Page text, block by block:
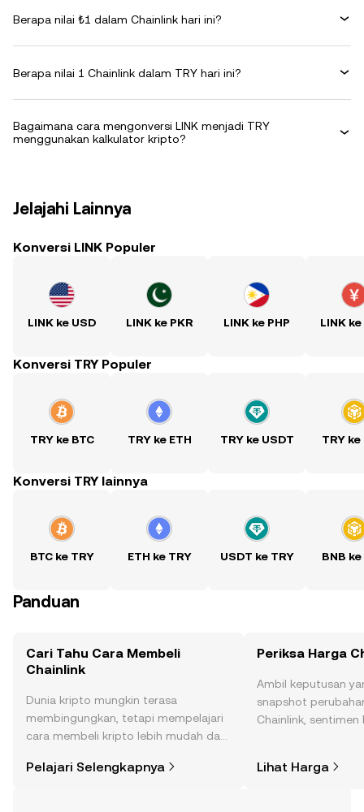
Berapa nilai ₺1 dalam Chainlink hari ini?
Berapa nilai 1 Chainlink dalam TRY hari ini?
Bagaimana cara mengonversi LINK menjadi TRY
menggunakan kalkulator kripto?
Jelajahi Lainnya
Konversi LINK Populer
LINK ke USD LINK ke PKR LINK ke PHP LINK ke
Konversi TRY Populer
TRY ke BTC TRY ke ETH TRY ke USDT TRY ke
Konversi TRY lainnya
BTC ke TRY ETH ke TRY USDT ke TRY BNB ke
Panduan
Cari Tahu Cara Membeli
Chainlink
Dunia kripto mungkin terasa
membingungkan, tetapi mempelajari
cara membeli kripto lebih mudah dari
di aplikasi seluler OKX, atau di sini di
Pelajari Selengkapnya
Periksa Harga
Ambil keputusan
snapshot
Chainlink,
Lihat Harga